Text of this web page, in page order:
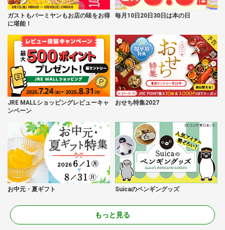
ガストもバーミヤンもお店の味をお得
に堪能！
毎月10日20日30日は本の日
JRE MALLショッピングレビューキャ
ンペーン
おせち特集2027
お中元・夏ギフト Suicaのペンギングッズ
もっと見る